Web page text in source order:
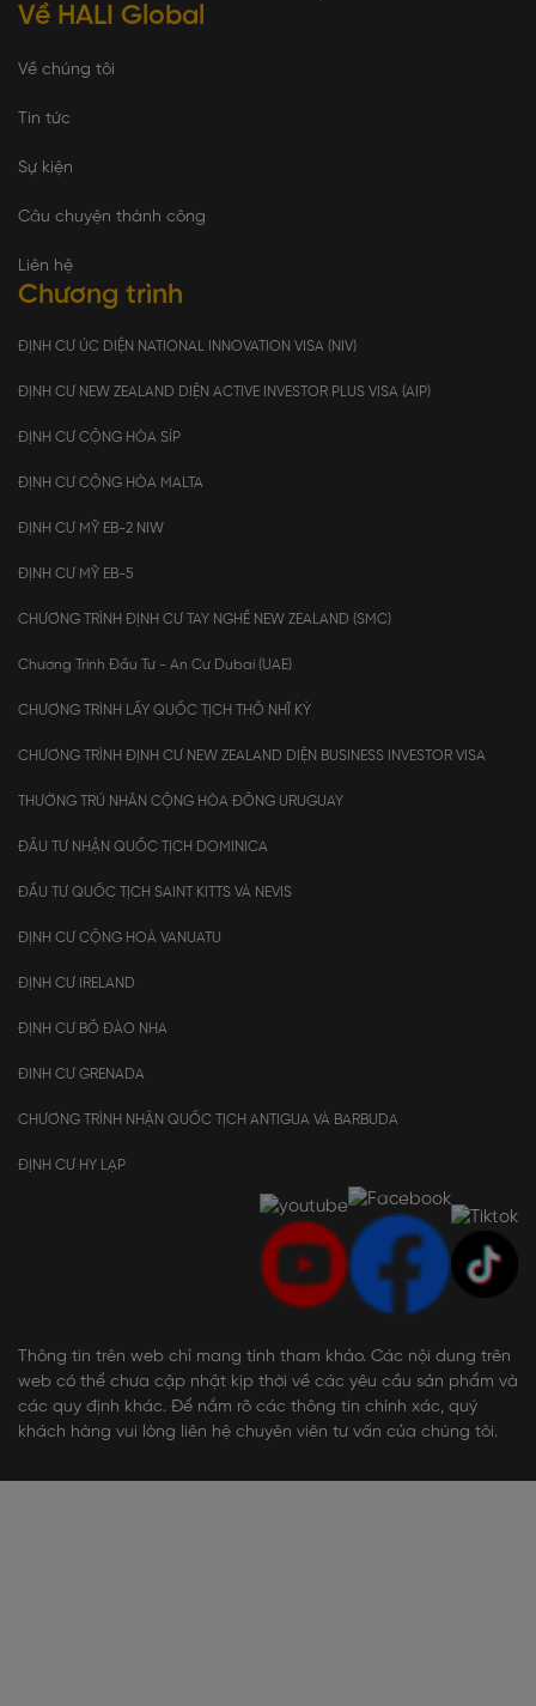
Về HALI Global
Về chúng tôi
Tin tức
Sự kiện
Câu chuyện thành công
Liên hệ
Chương trình
ĐỊNH CƯ ÚC DIỆN NATIONAL INNOVATION VISA (NIV)
ĐỊNH CƯ NEW ZEALAND DIỆN ACTIVE INVESTOR PLUS VISA (AIP)
ĐỊNH CƯ CỘNG HÒA SÍP
ĐỊNH CƯ CỘNG HÒA MALTA
ĐỊNH CƯ MỸ EB-2 NIW
ĐỊNH CƯ MỸ EB-5
CHƯƠNG TRÌNH ĐỊNH CƯ TAY NGHỀ NEW ZEALAND (SMC)
Chương Trình Đầu Tư - An Cư Dubai (UAE)
CHƯƠNG TRÌNH LẤY QUỐC TỊCH THỔ NHĨ KỲ
CHƯƠNG TRÌNH ĐỊNH CƯ NEW ZEALAND DIỆN BUSINESS INVESTOR VISA
THƯỜNG TRÚ NHÂN CỘNG HÒA ĐÔNG URUGUAY
ĐẦU TƯ NHẬN QUỐC TỊCH DOMINICA
ĐẦU TƯ QUỐC TỊCH SAINT KITTS VÀ NEVIS
ĐỊNH CƯ CỘNG HOÀ VANUATU
ĐỊNH CƯ IRELAND
ĐỊNH CƯ BỒ ĐÀO NHA
ĐINH CƯ GRENADA
CHƯƠNG TRÌNH NHẬN QUỐC TỊCH ANTIGUA VÀ BARBUDA
ĐỊNH CƯ HY LẠP
Thông tin trên web chỉ mang tính tham khảo. Các nội dung trên
web có thể chưa cập nhật kịp thời về các yêu cầu sản phẩm và
các quy định khác. Để nắm rõ các thông tin chính xác, quý
khách hàng vui lòng liên hệ chuyên viên tư vấn của chúng tôi.